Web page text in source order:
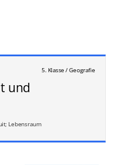
5. Klasse / Geografie
und
Lebensraum